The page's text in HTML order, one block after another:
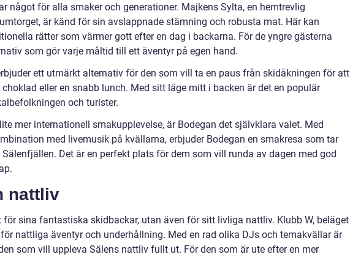
något för alla smaker och generationer. Majkens Sylta, en hemtrevlig
är känd för sin avslappnade stämning och robusta mat. Här kan
rätter som värmer gott efter en dag i backarna. För de yngre gästerna
som gör varje måltid till ett äventyr på egen hand.
ett utmärkt alternativ för den som vill ta en paus från skidåkningen för att
eller en snabb lunch. Med sitt läge mitt i backen är det en populär
och turister.
mer internationell smakupplevelse, är Bodegan det självklara valet. Med
med livemusik på kvällarna, erbjuder Bodegan en smakresa som tar
Det är en perfekt plats för dem som vill runda av dagen med god
nattliv
för sina fantastiska skidbackar, utan även för sitt livliga nattliv. Klubb W, beläget
nattliga äventyr och underhållning. Med en rad olika DJs och temakvällar är
som vill uppleva Sälens nattliv fullt ut. För den som är ute efter en mer